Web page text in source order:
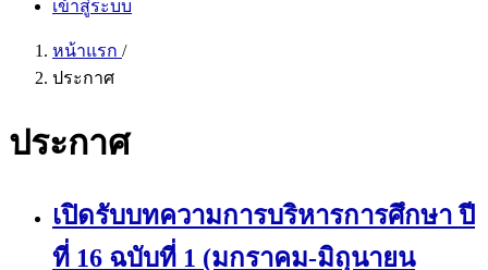
เข้าสู่ระบบ
หน้าแรก /
ประกาศ
ประกาศ
เปิดรับบทความการบริหารการศึกษา ปี
ที่ 16 ฉบับที่ 1 (มกราคม-มิถุนายน